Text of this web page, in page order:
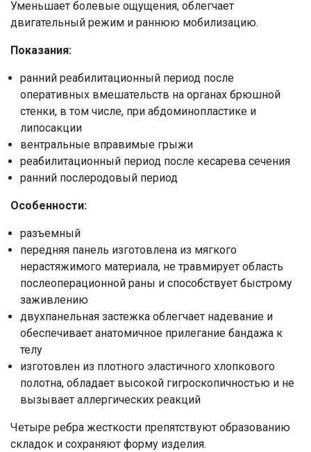
Уменьшает болевые ощущения, облегчает
двигательный режим и раннюю мобилизацию.
Показания:
ранний реабилитационный период после
оперативных вмешательств на органах брюшной
стенки, в том числе, при абдоминопластике и
липосакции
вентральные вправимые грыжи
реабилитационный период после кесарева сечения
ранний послеродовый период
Особенности:
разъемный
передняя панель изготовлена из мягкого
нерастяжимого материала, не травмирует область
послеоперационной раны и способствует быстрому
заживлению
двухпанельная застежка облегчает надевание и
обеспечивает анатомичное прилегание бандажа к
телу
изготовлен из плотного эластичного хлопкового
полотна, обладает высокой гигроскопичностью и не
вызывает аллергических реакций
Четыре ребра жесткости препятствуют образованию
складок и сохраняют форму изделия.
Ваше имя
Номер телефона
Нажимая на кнопку "Отправить" вы
соглашаетесь на обработку
персональных данных